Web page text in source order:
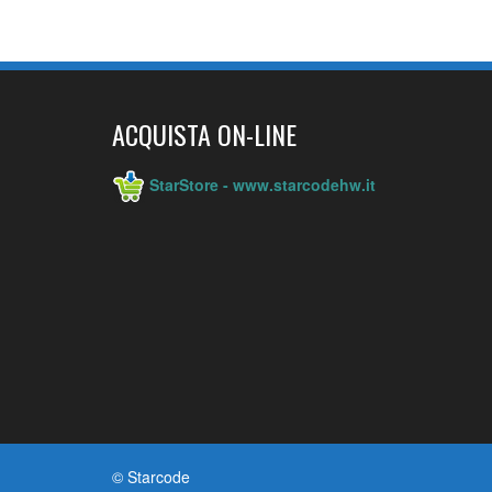
ACQUISTA ON-LINE
StarStore - www.starcodehw.it
© Starcode